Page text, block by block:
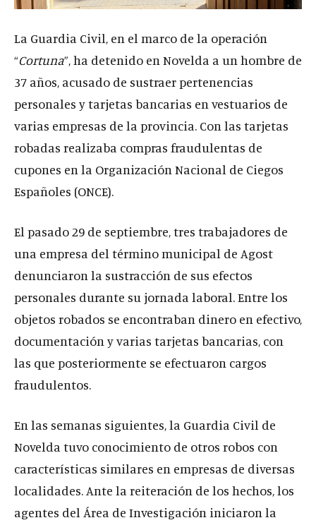
La Guardia Civil, en el marco de la operación
“Cortuna”, ha detenido en Novelda a un hombre de
37 años, acusado de sustraer pertenencias
personales y tarjetas bancarias en vestuarios de
varias empresas de la provincia. Con las tarjetas
robadas realizaba compras fraudulentas de
cupones en la Organización Nacional de Ciegos
Españoles (ONCE).
El pasado 29 de septiembre, tres trabajadores de
una empresa del término municipal de Agost
denunciaron la sustracción de sus efectos
personales durante su jornada laboral. Entre los
objetos robados se encontraban dinero en efectivo,
documentación y varias tarjetas bancarias, con
las que posteriormente se efectuaron cargos
fraudulentos.
En las semanas siguientes, la Guardia Civil de
Novelda tuvo conocimiento de otros robos con
características similares en empresas de diversas
localidades. Ante la reiteración de los hechos, los
agentes del Área de Investigación iniciaron la